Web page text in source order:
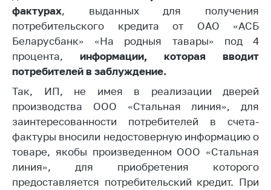
Торговля и услуги
Регулирование и
контроль закупок
потребителей
Регулирование
рекламной
деятельности
Международное
сотрудничество
фактурах, выданных для получения
потребительского кредита от ОАО «АСБ
Беларусбанк» «На родныя тавары» под 4
процента, информации, которая вводит
потребителей в заблуждение.
Так, ИП, не имея в реализации дверей
производства
ООО «Стальная линия», для
заинтересованности потребителей в счета-
фактуры вносили недостоверную информацию о
товаре, якобы произведенном ООО «Стальная
линия», для приобретения которого
предоставляется потребительский кредит. При